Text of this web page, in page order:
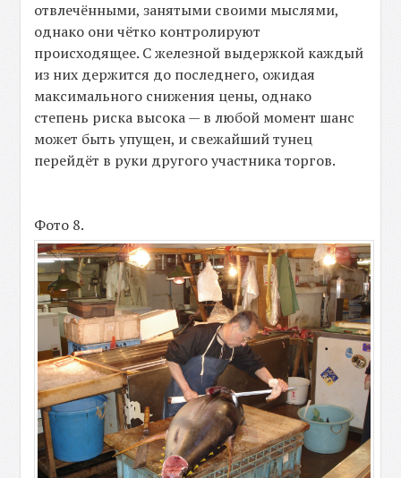
отвлечёнными, занятыми своими мыслями,
однако они чётко контролируют
происходящее. С железной выдержкой каждый
из них держится до последнего, ожидая
максимального снижения цены, однако
степень риска высока — в любой момент шанс
может быть упущен, и свежайший тунец
перейдёт в руки другого участника торгов.
Фото 8.